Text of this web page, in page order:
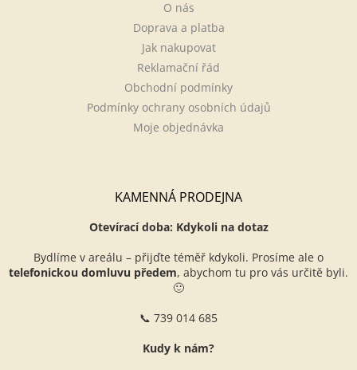
O nás
Doprava a platba
Jak nakupovat
Reklamační řád
Obchodní podmínky
Podmínky ochrany osobních údajů
Moje objednávka
KAMENNÁ PRODEJNA
Otevírací doba: Kdykoli na dotaz
Bydlíme v areálu – přijďte téměř kdykoli. Prosíme ale o
telefonickou domluvu předem, abychom tu pro vás určitě byli.
🙂
📞 739 014 685
Kudy k nám?